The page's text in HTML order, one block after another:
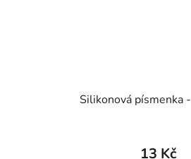
Silikonová písmenka
13 Kč